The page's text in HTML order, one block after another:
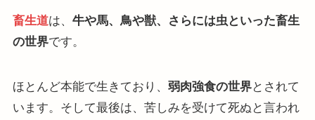
畜生道は、 牛や馬、鳥や獣、さらには虫といった畜生
の世界です。
ほとんど本能で生きており、 弱肉強食の世界とされて
います。そして最後は、苦しみを受けて死ぬと言われ